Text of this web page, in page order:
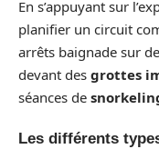
En s’appuyant sur
planifier un circuit
arrêts baignade sur
devant des grottes
séances de
Les différents